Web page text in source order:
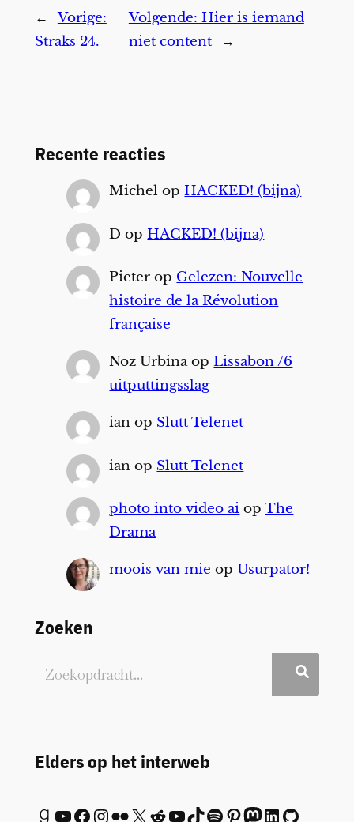
←
Vorige:
Straks 24.
Volgende: Hier is iemand
niet content
→
Recente reacties
Michel opHACKED! (bijna)
D opHACKED! (bijna)
Pieter op Gelezen: Nouvelle
histoire de la Révolution
française
Noz UrbinaopLissabon /6
uitputtingsslag
ian op Slutt Telenet
ian op Slutt Telenet
photo into video ai opThe
Drama
moois van mie opUsurpator!
Zoeken
Elders op het interweb
Goodreads YouTube Facebook InstagramFlickr X Reddit YouTube TikTok Spotify Pinterest Mastodon LinkedIn GitHub